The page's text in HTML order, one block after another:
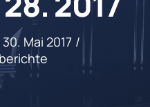
Mai 2017 /